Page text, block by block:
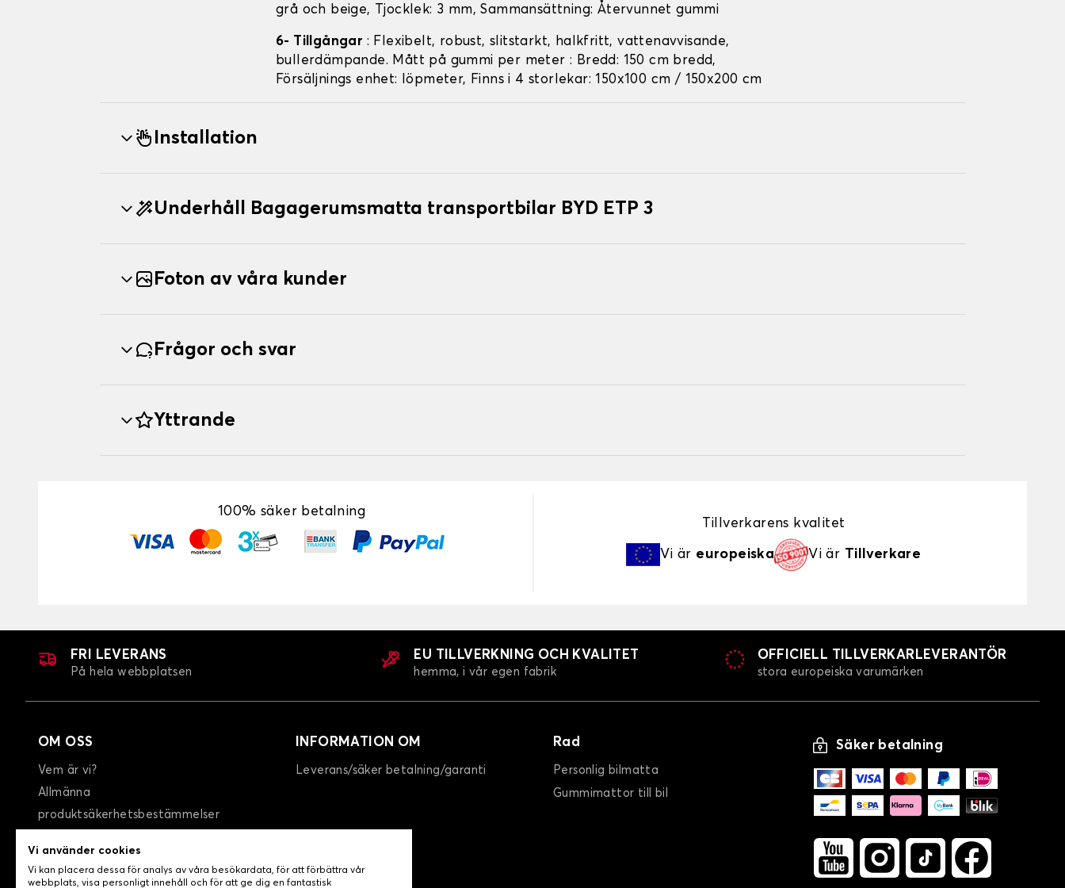
grå och beige, Tjocklek: 3 mm, Sammansättning: Återvunnet gummi
6- Tillgångar : Flexibelt, robust, slitstarkt, halkfritt, vattenavvisande,
bullerdämpande. Mått på gummi per meter : Bredd: 150 cm bredd,
Försäljnings enhet: löpmeter, Finns i 4 storlekar: 150x100 cm / 150x200 cm
Installation
Underhåll Bagagerumsmatta transportbilar BYD ETP 3
Foton av våra kunder
Frågor och svar
Yttrande
100% säker betalning
Tillverkarens kvalitet
Vi är europeiska Vi är Tillverkare
FRI LEVERANS
På hela webbplatsen
EU TILLVERKNING OCH KVALITET
hemma, i vår egen fabrik
OFFICIELL TILLVERKARLEVERANTÖR
stora europeiska varumärken
OM OSS
Vem är vi?
Allmänna
produktsäkerhetsbestämmelser
Kontakta oss
INFORMATION OM
Leverans/säker betalning/garanti
Rad
Personlig bilmatta
Gummimattor till bil
Säker betalning
Vi använder cookies
Vi kan placera dessa för analys av våra besökardata, för att förbättra vår
webbplats, visa personligt innehåll och för att ge dig en fantastisk